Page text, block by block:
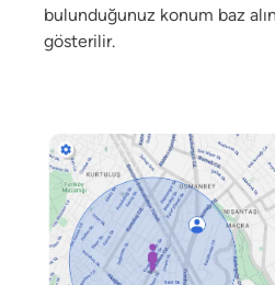
bulunduğunuz konum baz
gösterilir.